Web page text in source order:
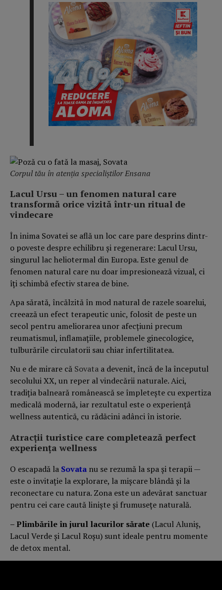
Corpul tău în atenția specialiștilor Ensana
Lacul Ursu – un fenomen natural care
transformă orice vizită într-un ritual de
vindecare
În inima Sovatei se află un loc care pare desprins dintr-
o poveste despre echilibru și regenerare: Lacul Ursu,
singurul lac heliotermal din Europa. Este genul de
fenomen natural care nu doar impresionează vizual, ci
îți schimbă efectiv starea de bine.
Apa sărată, încălzită în mod natural de razele soarelui,
creează un efect terapeutic unic, folosit de peste un
secol pentru ameliorarea unor afecțiuni precum
reumatismul, inflamațiile, problemele ginecologice,
tulburările circulatorii sau chiar infertilitatea.
Nu e de mirare că Sovata a devenit, încă de la începutul
secolului XX, un reper al vindecării naturale. Aici,
tradiția balneară românească se împletește cu expertiza
medicală modernă, iar rezultatul este o experiență
wellness autentică, cu rădăcini adânci în istorie.
Atracții turistice care completează perfect
experiența wellness
O escapadă la Sovata nu se rezumă la spa și terapii —
este o invitație la explorare, la mișcare blândă și la
reconectare cu natura. Zona este un adevărat sanctuar
pentru cei care caută liniște și frumusețe naturală.
– Plimbările în jurul lacurilor sărate (Lacul Aluniș,
Lacul Verde și Lacul Roșu) sunt ideale pentru momente
de detox mental.